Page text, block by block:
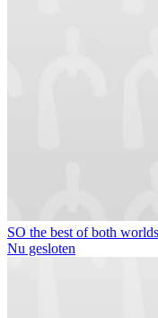
SO the best of both worlds
Nu gesloten